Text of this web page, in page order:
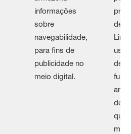
informações
sobre
navegabilidade,
para fins de
publicidade no
meio digital.
de
de